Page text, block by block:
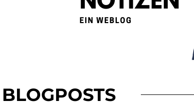
BLOGPOSTS